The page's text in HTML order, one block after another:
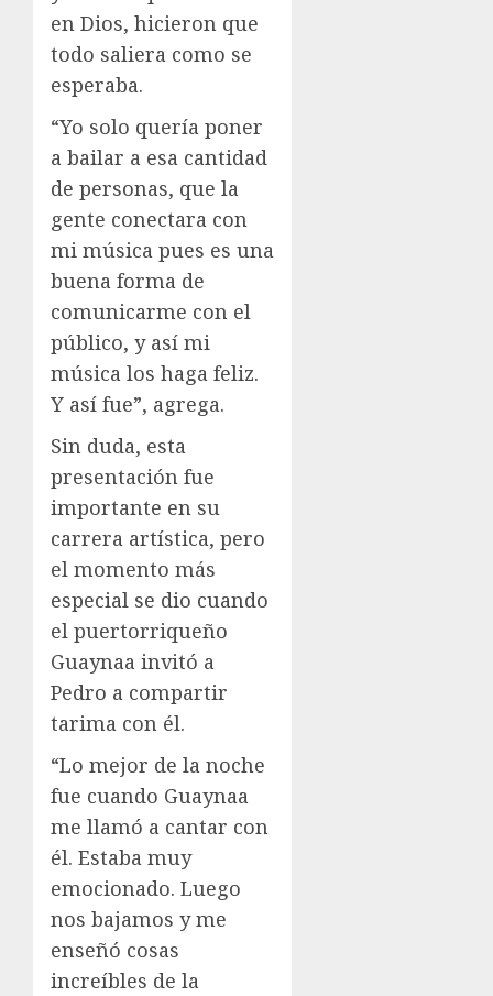
en Dios, hicieron que
todo saliera como se
esperaba.
“Yo solo quería poner
a bailar a esa cantidad
de personas, que la
gente conectara con
mi música pues es una
buena forma de
comunicarme con el
público, y así mi
música los haga feliz.
Y así fue”, agrega.
Sin duda, esta
presentación fue
importante en su
carrera artística, pero
el momento más
especial se dio cuando
el puertorriqueño
Guaynaa invitó a
Pedro a compartir
tarima con él.
“Lo mejor de la noche
fue cuando Guaynaa
me llamó a cantar con
él. Estaba muy
emocionado. Luego
nos bajamos y me
enseñó cosas
increíbles de la